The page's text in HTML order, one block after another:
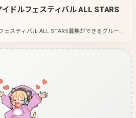
ドルフェスティバル ALL STARS
ェスティバル ALL STARS募集ができるグルー